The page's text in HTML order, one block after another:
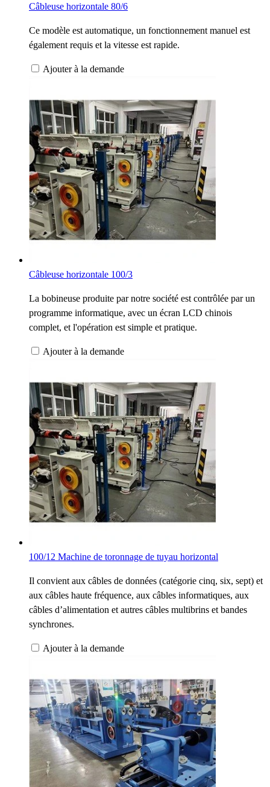
Câbleuse horizontale 80/6
Ce modèle est automatique, un fonctionnement manuel est
également requis et la vitesse est rapide.
Ajouter à la demande
Câbleuse horizontale 100/3
La bobineuse produite par notre société est contrôlée par un
programme informatique, avec un écran LCD chinois
complet, et l'opération est simple et pratique.
Ajouter à la demande
100/12 Machine de toronnage de tuyau horizontal
Il convient aux câbles de données (catégorie cinq, six, sept) et
aux câbles haute fréquence, aux câbles informatiques, aux
câbles d’alimentation et autres câbles multibrins et bandes
synchrones.
Ajouter à la demande